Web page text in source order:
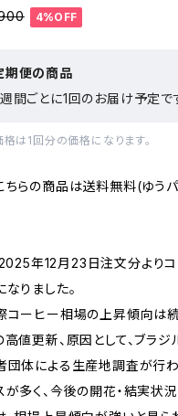
4%OFF
期便の商品
間ごとに1回のお届け予定で
は1回分の価格になります。
ちらの商品は送料無料(ゆう
年12月23日注文分より
なりました。
コーヒー相場の上昇傾向は
高値更新、原因として、ブラ
団体による生産地調査が行
が多く、今後の開花・結実状